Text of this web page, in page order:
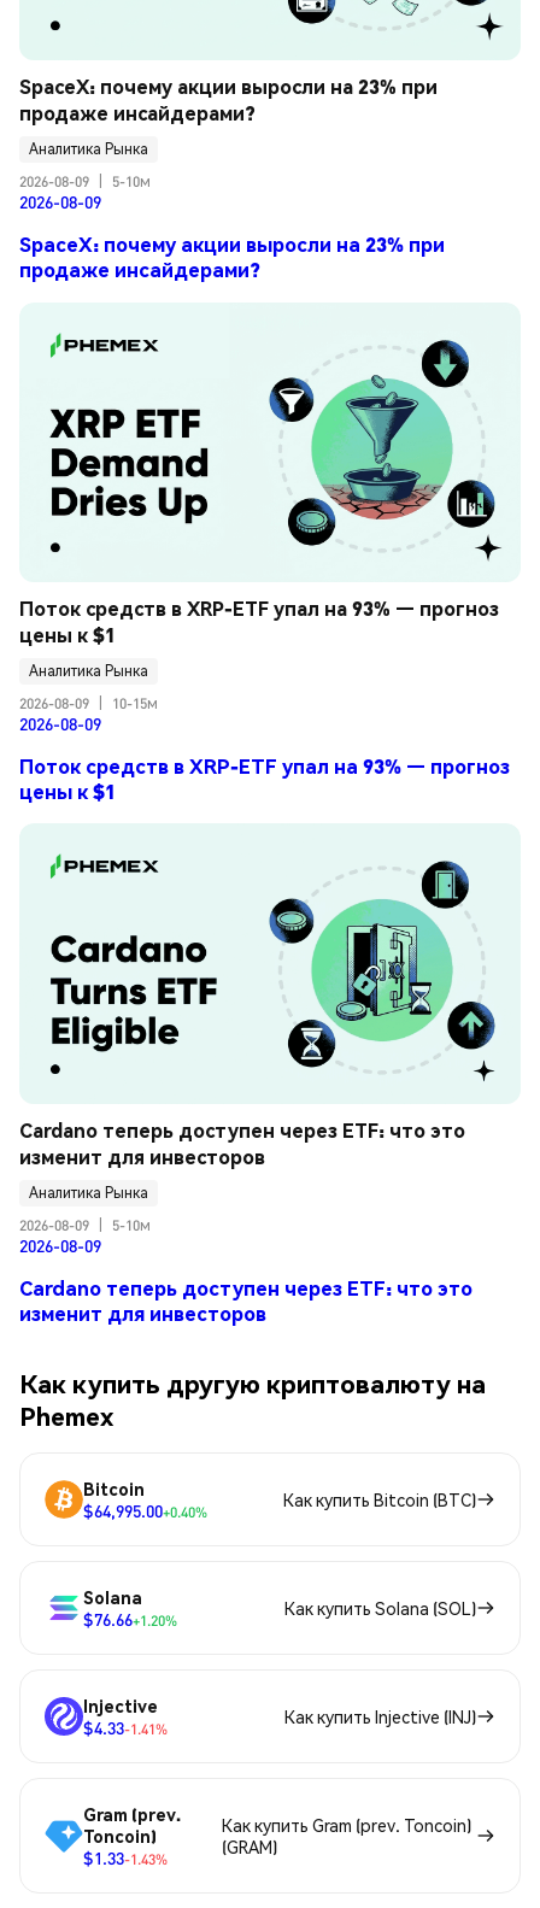
SpaceX: почему акции выросли на 23% при
продаже инсайдерами?
Аналитика Рынка
2026-08-09
5-10м
2026-08-09
SpaceX: почему акции выросли на 23% при
продаже инсайдерами?
Поток средств в XRP-ETF упал на 93% — прогноз
цены к $1
Аналитика Рынка
2026-08-09
10-15м
2026-08-09
Поток средств в XRP-ETF упал на 93% — прогноз
цены к $1
Cardano теперь доступен через ETF: что это
изменит для инвесторов
Аналитика Рынка
2026-08-09
5-10м
2026-08-09
Cardano теперь доступен через ETF: что это
изменит для инвесторов
Как купить другую криптовалюту на
Phemex
Bitcoin
$64,995.00+0.40%
Как купить Bitcoin (BTC)
Solana
$76.66+1.20%
Как купить Solana (SOL)
Injective
$4.33-1.41%
Как купить Injective (INJ)
Gram (prev.
Toncoin)
$1.33-1.43%
Как купить Gram (prev. Toncoin)
(GRAM)